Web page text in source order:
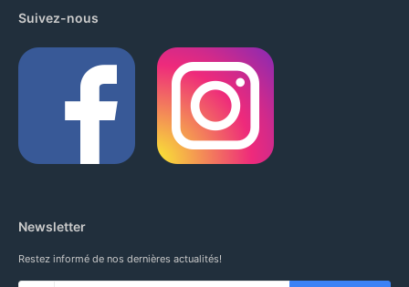
Suivez-nous
Newsletter
Restez informé de nos dernières actualités!